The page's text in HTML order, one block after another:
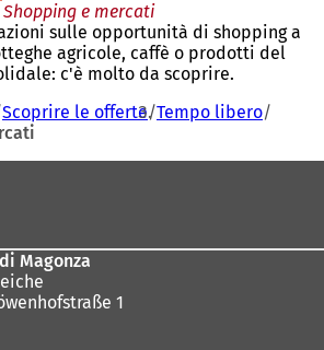
Shopping e mercati
sulle opportunità di shopping a
agricole, caffè o prodotti del
c'è molto da scoprire.
Scoprire le offerte Tempo libero
Magonza
1